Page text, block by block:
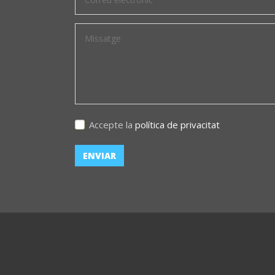
Accepte la política de privacitat